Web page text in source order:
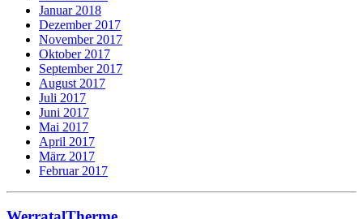
Januar 2018
Dezember 2017
November 2017
Oktober 2017
September 2017
August 2017
Juli 2017
Juni 2017
Mai 2017
April 2017
März 2017
Februar 2017